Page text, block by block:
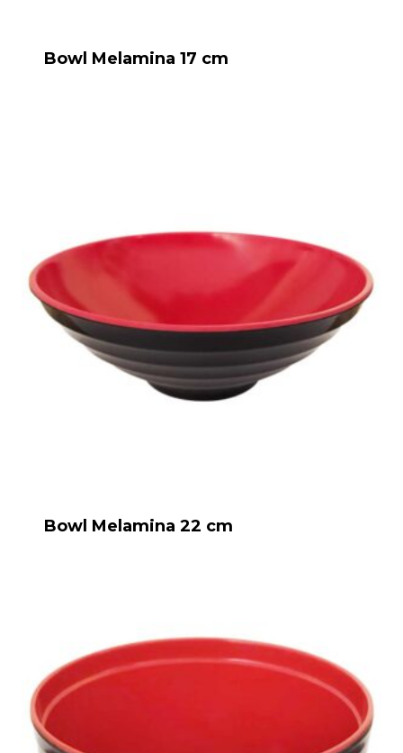
Bowl Melamina 17 cm
Bowl Melamina 22 cm